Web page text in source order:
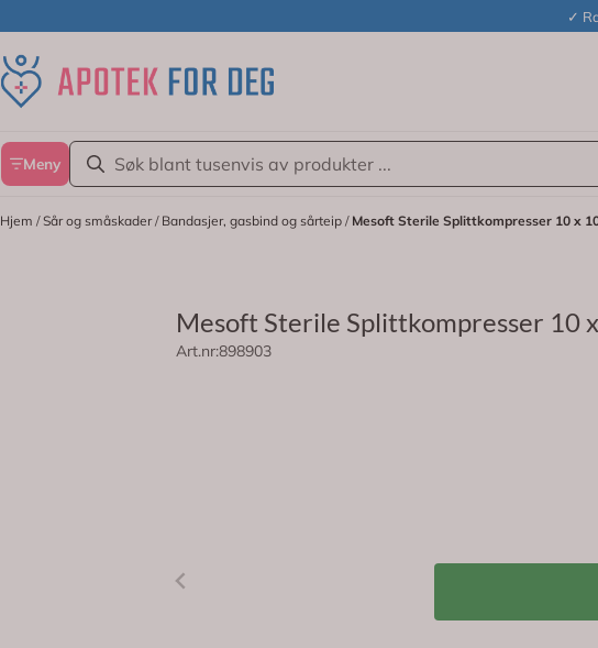
✓
Meny
Hjem /Sår og småskader/ Bandasjer, gasbind og sårteip / Mesoft Sterile Splittkompresser 10 x
Mesoft Sterile Splittkompresser 10
Art.nr:898903
Mesoft Sterile Splittkompresser 10 x 10 cm –
Mesoft Sterile Splittkompresser er designet for å
Laget av mykt non-woven
Effektive til å